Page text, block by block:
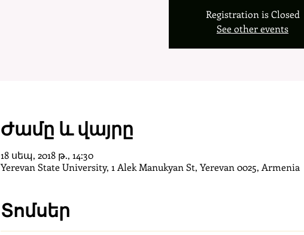
Registration is Closed
See other events
Ժամը և վայրը
18 սեպ, 2018 թ., 14:30
Yerevan State University, 1 Alek Manukyan St, Yerevan 0025, Armenia
Տոմսեր